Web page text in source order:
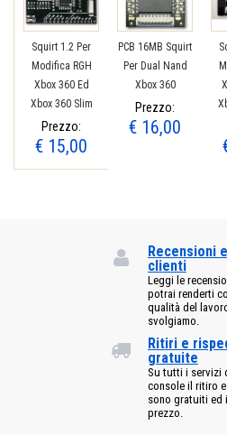
Squirt 1.2 Per
Modifica RGH
Xbox 360 Ed
Xbox 360 Slim
Prezzo:
€ 15,00
PCB 16MB Squirt
Per Dual Nand
Xbox 360
Prezzo:
€ 16,00
Recensioni
clienti
Leggi le
potrai renderti
qualità del
svolgiamo.
Ritiri e
gratuite
Su tutti i servizi
console il ritiro
sono gratuiti ed
prezzo.